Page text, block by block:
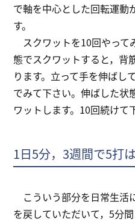
で軸を中心とした回転運動
す。
スクワットを10回やって
態でスクワットすると，背
ります。立って手を伸ばし
でみて下さい。伸ばした状
ワットします。10回続けて
1日5分，3週間で5打
こういう部分を日常生活
を戻していただいて，5分